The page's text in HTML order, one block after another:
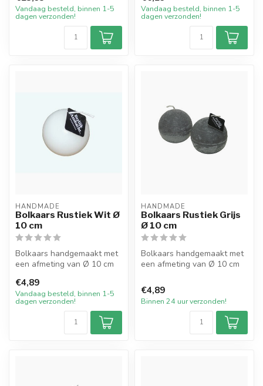
Vandaag besteld, binnen 1-5
dagen verzonden!
Vandaag besteld, binnen 1-5
dagen verzonden!
HANDMADE
Bolkaars Rustiek Wit Ø
10 cm
Bolkaars handgemaakt met
een afmeting van Ø 10 cm
heef...
€4,89
Vandaag besteld, binnen 1-5
dagen verzonden!
HANDMADE
Bolkaars Rustiek Grijs
Ø 10 cm
Bolkaars handgemaakt met
een afmeting van Ø 10 cm
he...
€4,89
Binnen 24 uur verzonden!